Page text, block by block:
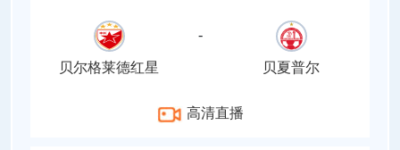
贝尔格莱德红星
-
贝夏普尔
高清直播